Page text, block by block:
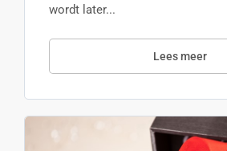
wordt later...
Lees meer